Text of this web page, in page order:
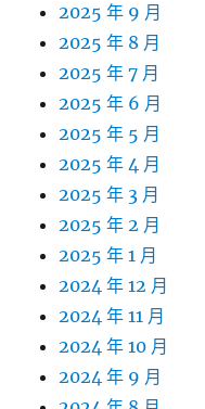
2025 年 9 月
2025 年 8 月
2025 年 7 月
2025 年 6 月
2025 年 5 月
2025 年 4 月
2025 年 3 月
2025 年 2 月
2025 年 1 月
2024 年 12 月
2024 年 11 月
2024 年 10 月
2024 年 9 月